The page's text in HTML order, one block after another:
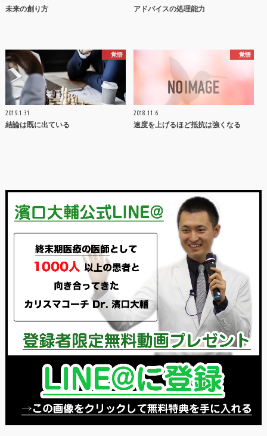
未来の創り方 アドバイスの処理能力
覚悟
2019.1.31
結論は既に出ている
覚悟
2018.11.6
速度を上げるほど抵抗は強くなる